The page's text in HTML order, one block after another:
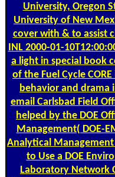
University, Oregon
University of New
cover with & to assist
INL 2000-01-
a light in special book
of the Fuel Cycle
behavior and drama
email Carlsbad Field
helped by the DOE
Management( DOE-
Analytical
to Use a DOE
Laboratory Network